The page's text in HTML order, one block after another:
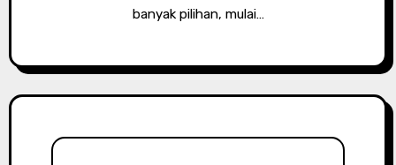
banyak pilihan, mulai…